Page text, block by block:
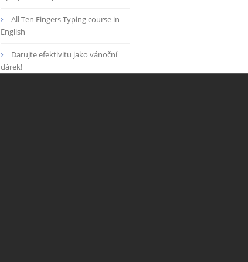
All Ten Fingers Typing course in
English
Darujte efektivitu jako vánoční
dárek!